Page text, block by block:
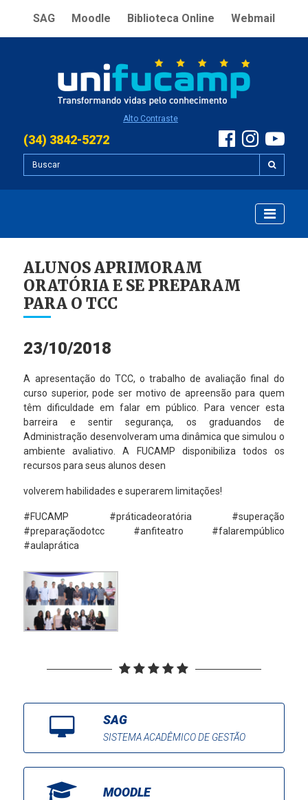
SAG Moodle Biblioteca Online Webmail
Alto Contraste
(34) 3842-5272
ALUNOS APRIMORAM
ORATÓRIA E SE PREPARAM
PARA O TCC
23/10/2018
A apresentação do TCC, o trabalho de avaliação final do
curso superior, pode ser motivo de apreensão para quem
têm dificuldade em falar em público. Para vencer esta
barreira e sentir segurança, os graduandos de
Administração desenvolveram uma dinâmica que simulou o
ambiente avaliativo. A FUCAMP disponibiliza todos os
recursos para seus alunos desen
volverem habilidades e superarem limitações!
#FUCAMP #práticadeoratória #superação
#preparaçãodotcc #anfiteatro #falarempúblico
#aulaprática
SAG
SISTEMA ACADÊMICO DE GESTÃO
MOODLE